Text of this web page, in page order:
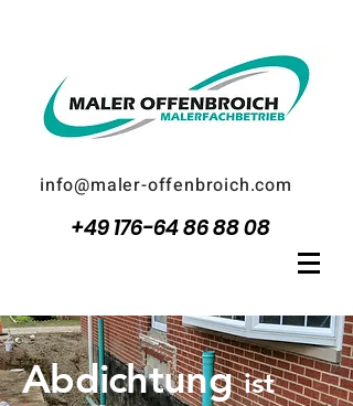
info@maler-offenbroich.com
+49 176-64 86 88 08
Abdichtungist